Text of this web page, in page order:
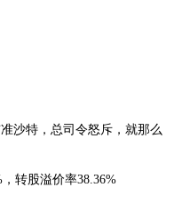
沙特，总司令怒斥，就那么
转股溢价率38.36%